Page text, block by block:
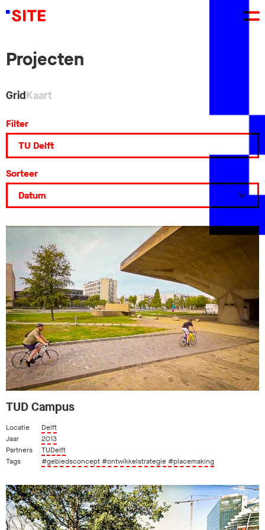
Projecten
GridKaart
Filter
Sorteer
TUD Campus
Locatie
Delft
Jaar
2013
Partners
TUDelft
Tags
#gebiedsconcept#ontwikkelstrategie#placemaking